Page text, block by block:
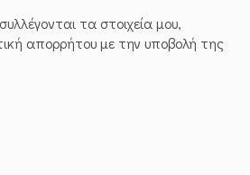
τα στοιχεία μου,
απορρήτου με την υποβολή της